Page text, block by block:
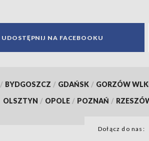
UDOSTĘPNIJ NA FACEBOOKU
/ BYDGOSZCZ / GDAŃSK / GORZÓW
OLSZTYN / OPOLE / POZNAŃ /
Dołącz do nas: